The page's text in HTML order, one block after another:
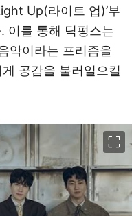
Up(라이트 업)’부
이를 통해 딕펑스는
악이라는 프리즘을
공감을 불러일으킬